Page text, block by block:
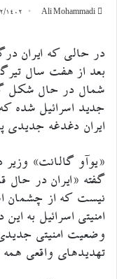
Ali Mohammadi ۰۲/۰۲/
در حالی که ایران
بعد از هفت سال
شمال در حال شکل
جدید اسرائیل شده که
ایران دغدغه جدیدی
«یوآو گالانت» وزیر
گفته «ایران در
نیست که از چشمان
امنیتی اسرائیل به
وضعیت امنیتی
تهدید‌های واقعی همه